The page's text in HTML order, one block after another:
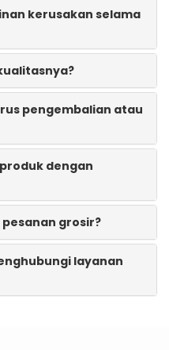
kerusakan selama
pengembalian atau
dengan
grosir?
layanan